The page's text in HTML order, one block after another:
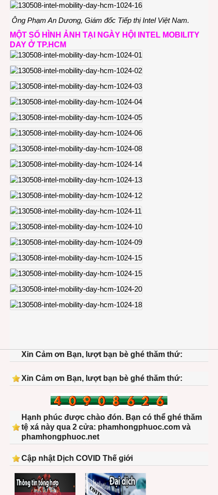
Ông Phạm An Dương, Giám đốc Tiếp thị Intel Việt Nam.
MỘT SỐ HÌNH ẢNH TẠI NGÀY HỘI INTEL MOBILITY
DAY Ở TP.HCM
Xin Cảm ơn Bạn, lượt bạn bè ghé thăm thứ:
Xin Cảm ơn Bạn, lượt bạn bè ghé thăm thứ:
Hạnh phúc được chào đón. Bạn có thể ghé thăm
tệ xá này qua 2 cửa: phamhongphuoc.com và
phamhongphuoc.net
Cập nhật Dịch COVID Thế giới